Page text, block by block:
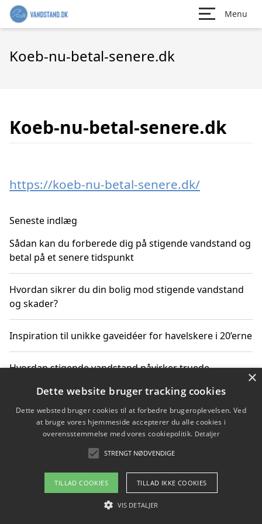
Menu
Koeb-nu-betal-senere.dk
Koeb-nu-betal-senere.dk
https://koeb-nu-betal-senere.dk/
Seneste indlæg
Sådan kan du forberede dig på stigende vandstand og
betal på et senere tidspunkt
Hvordan sikrer du din bolig mod stigende vandstand
og skader?
Inspiration til unikke gaveidéer for havelskere i 20’erne
Hvordan stigende vandstand påvirker truede
Sådan vælger du de bedste vandrerygsække til
vandreture i Danmark
Copyright 2026 - Pilanto Aps
Om / kontakt
×
Dette website bruger tracking cookies
Dette websted bruger cookies til at forbedre brugeroplevelsen. Ved
at bruge vores hjemmeside accepterer du alle cookies i
overensstemmelse med vores cookiepolitik. Detaljer
STRENGT NØDVENDIGE
TILLAD COOKIES TILLAD IKKE COOKIES
VIS DETALJER